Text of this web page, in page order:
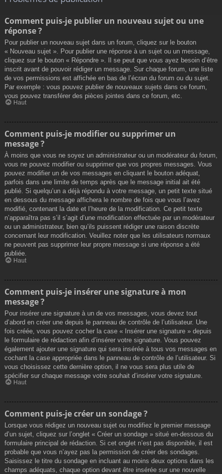
Comment puis-je publier un nouveau sujet ou une
réponse ?
Pour publier un nouveau sujet dans un forum, cliquez sur le bouton
« Nouveau sujet ». Pour publier une réponse à un sujet ou un message,
cliquez sur le bouton « Répondre ». Il se peut que vous ayez besoin d’être
inscrit avant de pouvoir rédiger un message. Sur chaque forum, une liste
de vos permissions est affichée en bas de l’écran du forum ou du sujet.
Par exemple : vous pouvez publier de nouveaux sujets dans ce forum,
vous pouvez transférer des pièces jointes dans ce forum, etc.
Haut
Comment puis-je modifier ou supprimer un
message ?
À moins que vous ne soyez un administrateur ou un modérateur du forum,
vous ne pouvez modifier ou supprimer que vos propres messages. Vous
pouvez modifier un de vos messages en cliquant le bouton adéquat,
parfois dans une limite de temps après que le message initial ait été
publié. Si quelqu’un a déjà répondu à votre message, un petit texte situé
en dessous du message affichera le nombre de fois que vous l’avez
modifié, contenant la date et l’heure de la modification. Ce petit texte
n’apparaîtra pas s’il s’agit d’une modification effectuée par un modérateur
ou un administrateur, bien qu’ils puissent rédiger une raison discrète
concernant leur modification. Veuillez noter que les utilisateurs normaux
ne peuvent pas supprimer leur propre message si une réponse a été
publiée.
Haut
Comment puis-je insérer une signature à mon
message ?
Pour insérer une signature à un de vos messages, vous devez tout
d’abord en créer une depuis le panneau de contrôle de l’utilisateur. Une
fois créée, vous pouvez cocher la case « Insérer une signature » depuis
le formulaire de rédaction afin d’insérer votre signature. Vous pouvez
également ajouter une signature qui sera insérée à tous vos messages en
cochant la case appropriée dans le panneau de contrôle de l’utilisateur. Si
vous choisissez cette dernière option, il ne vous sera plus utile de
spécifier sur chaque message votre souhait d’insérer votre signature.
Haut
Comment puis-je créer un sondage ?
Lorsque vous rédigez un nouveau sujet ou modifiez le premier message
d’un sujet, cliquez sur l’onglet « Créer un sondage » situé en-dessous du
formulaire principal de rédaction. Si cet onglet n’est pas disponible, il est
probable que vous n’ayez pas la permission de créer des sondages.
Saisissez le titre du sondage en incluant au moins deux options dans les
champs adéquats, chaque option devant être insérée sur une nouvelle